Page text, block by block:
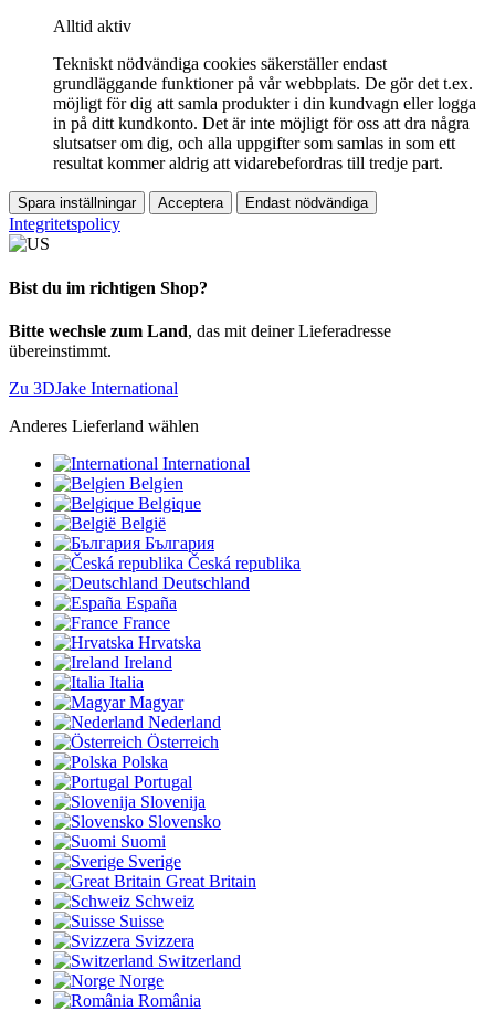
Alltid aktiv
Tekniskt nödvändiga cookies säkerställer endast
grundläggande funktioner på vår webbplats. De gör det t.ex.
möjligt för dig att samla produkter i din kundvagn eller logga
in på ditt kundkonto. Det är inte möjligt för oss att dra några
slutsatser om dig, och alla uppgifter som samlas in som ett
resultat kommer aldrig att vidarebefordras till tredje part.
Spara inställningar Acceptera Endast nödvändiga
Integritetspolicy
Bist du im richtigen Shop?
Bitte wechsle zum Land, das mit deiner Lieferadresse
übereinstimmt.
Zu 3DJake International
Anderes Lieferland wählen
International
Belgien
Belgique
België
България
Česká republika
Deutschland
España
France
Hrvatska
Ireland
Italia
Magyar
Nederland
Österreich
Polska
Portugal
Slovenija
Slovensko
Suomi
Sverige
Great Britain
Schweiz
Suisse
Svizzera
Switzerland
Norge
România